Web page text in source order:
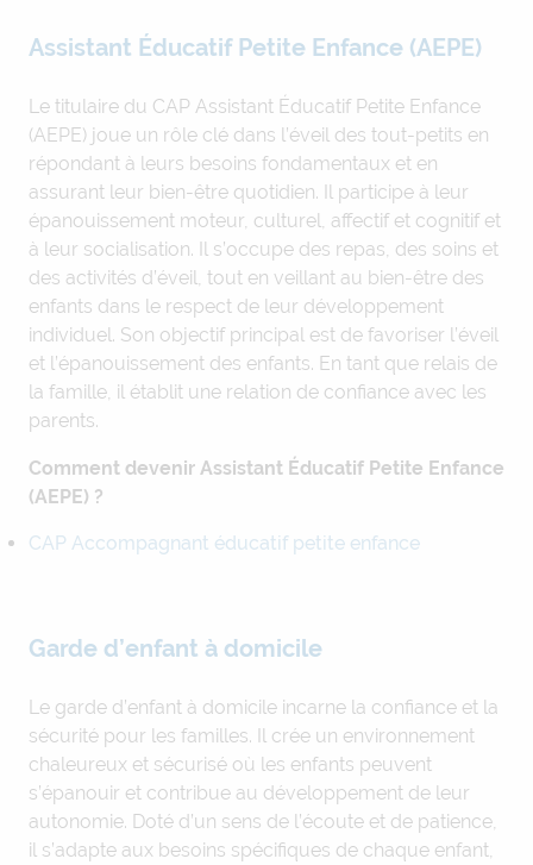
Assistant Éducatif Petite Enfance (AEPE)
Le titulaire du CAP Assistant Éducatif Petite Enfance
(AEPE) joue un rôle clé dans l’éveil des tout-petits en
répondant à leurs besoins fondamentaux et en
assurant leur bien-être quotidien. Il participe à leur
épanouissement moteur, culturel, affectif et cognitif et
à leur socialisation. Il s’occupe des repas, des soins et
des activités d’éveil, tout en veillant au bien-être des
enfants dans le respect de leur développement
individuel. Son objectif principal est de favoriser l’éveil
et l’épanouissement des enfants. En tant que relais de
la famille, il établit une relation de confiance avec les
parents.
Comment devenir Assistant Éducatif Petite Enfance
(AEPE) ?
CAP Accompagnant éducatif petite enfance
Garde d’enfant à domicile
Le garde d’enfant à domicile incarne la confiance et la
sécurité pour les familles. Il crée un environnement
chaleureux et sécurisé où les enfants peuvent
s’épanouir et contribue au développement de leur
autonomie. Doté d’un sens de l’écoute et de patience,
il s’adapte aux besoins spécifiques de chaque enfant,